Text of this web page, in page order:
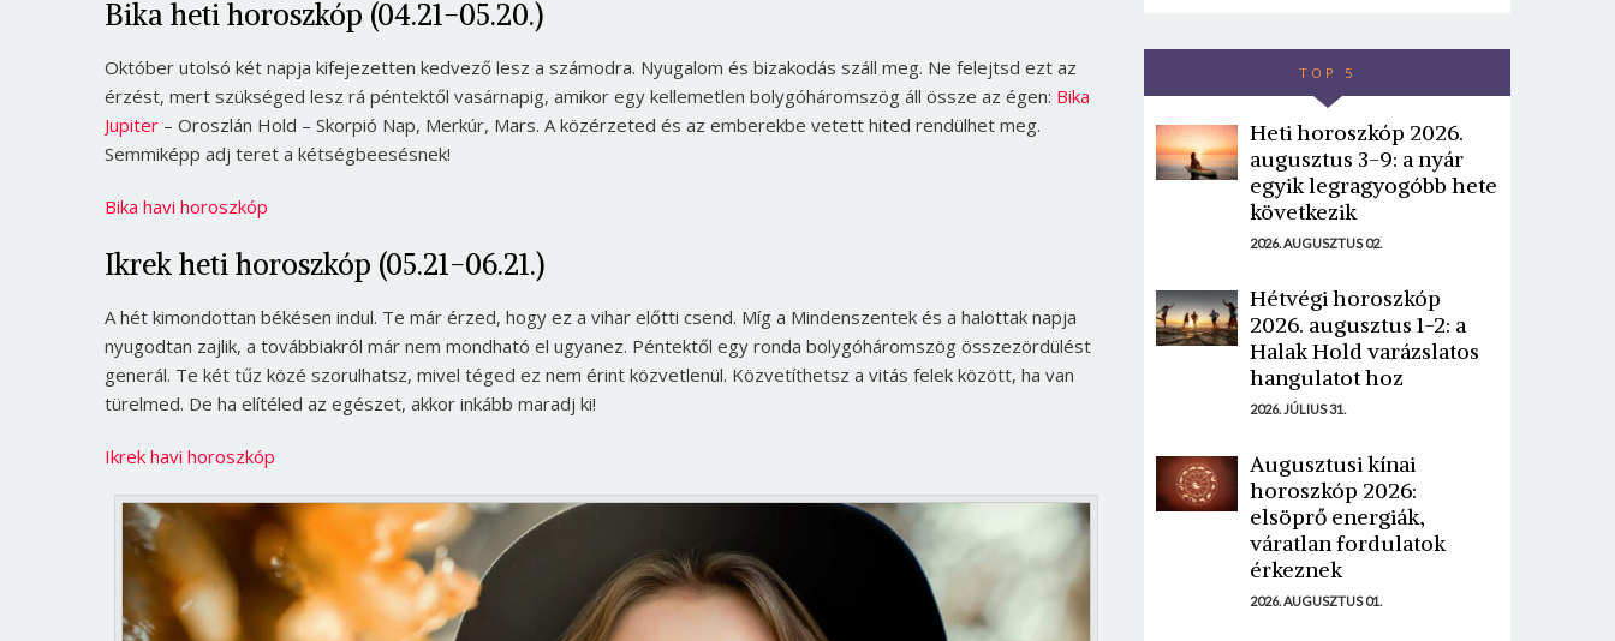
Bika heti horoszkóp (04.21-05.20.)
Október utolsó két napja kifejezetten kedvező lesz a számodra. Nyugalom és bizakodás száll meg. Ne felejtsd ezt az
érzést, mert szükséged lesz rá péntektől vasárnapig, amikor egy kellemetlen bolygóháromszög áll össze az égen: Bika
Jupiter – Oroszlán Hold – Skorpió Nap, Merkúr, Mars. A közérzeted és az emberekbe vetett hited rendülhet meg.
Semmiképp adj teret a kétségbeesésnek!
Bika havi horoszkóp
Ikrek heti horoszkóp (05.21-06.21.)
A hét kimondottan békésen indul. Te már érzed, hogy ez a vihar előtti csend. Míg a Mindenszentek és a halottak napja
nyugodtan zajlik, a továbbiakról már nem mondható el ugyanez. Péntektől egy ronda bolygóháromszög összezördülést
generál. Te két tűz közé szorulhatsz, mivel téged ez nem érint közvetlenül. Közvetíthetsz a vitás felek között, ha van
türelmed. De ha elítéled az egészet, akkor inkább maradj ki!
Ikrek havi horoszkóp
TOP 5
Heti horoszkóp 2026.
augusztus 3-9: a nyár
egyik legragyogóbb hete
következik
2026. AUGUSZTUS 02.
Hétvégi horoszkóp
2026. augusztus 1-2: a
Halak Hold varázslatos
hangulatot hoz
2026. JÚLIUS 31.
Augusztusi kínai
horoszkóp 2026:
elsöprő energiák,
váratlan fordulatok
érkeznek
2026. AUGUSZTUS 01.